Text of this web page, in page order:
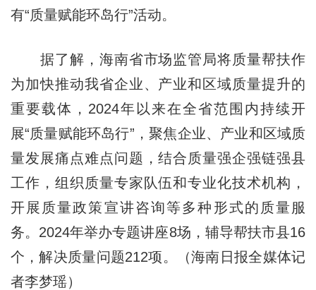
有“质量赋能环岛行”活动。
据了解，海南省市场监管局将质量帮扶作
为加快推动我省企业、产业和区域质量提升的
重要载体，2024年以来在全省范围内持续开
展“质量赋能环岛行”，聚焦企业、产业和区域质
量发展痛点难点问题，结合质量强企强链强县
工作，组织质量专家队伍和专业化技术机构，
开展质量政策宣讲咨询等多种形式的质量服
务。2024年举办专题讲座8场，辅导帮扶市县16
个，解决质量问题212项。（海南日报全媒体记
者李梦瑶）